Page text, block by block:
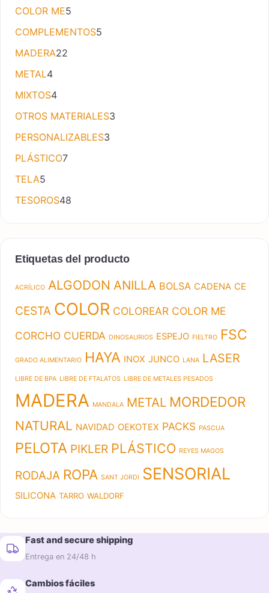
COLOR ME5
COMPLEMENTOS5
MADERA22
METAL44 productos
MIXTOS44 productos
OTROS MATERIALES3
PERSONALIZABLES3
PLÁSTICO77 productos
TELA5
TESOROS48
Etiquetas del producto
ACRÍLICO ALGODON ANILLA BOLSA CADENA CE
CESTA COLOR COLOREAR COLOR ME
CORCHO CUERDA DINOSAURIOS ESPEJO FIELTRO FSC
GRADO ALIMENTARIO HAYA INOX JUNCO LANA LASER
LIBRE DE BPA LIBRE DE FTALATOS LIBRE DE METALES PESADOS
MADERA MANDALA METAL MORDEDOR
NATURAL NAVIDAD OEKOTEX PACKS PASCUA
PELOTA PIKLER PLÁSTICO REYES MAGOS
RODAJA ROPA SANT JORDI SENSORIAL
SILICONA TARRO WALDORF
Fast and secure shipping
Entrega en 24/48 h
Cambios fáciles